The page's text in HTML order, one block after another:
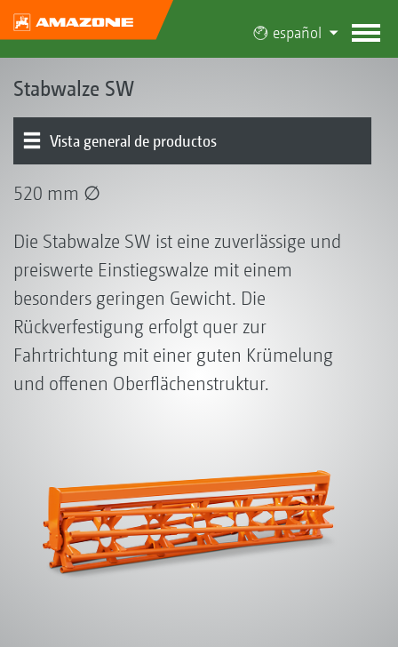
español
Stabwalze SW
Vista general de productos
520 mm ∅
Die Stabwalze SW ist eine zuverlässige und
preiswerte Einstiegswalze mit einem
besonders geringen Gewicht. Die
Rückverfestigung erfolgt quer zur
Fahrtrichtung mit einer guten Krümelung
und offenen Oberflächenstruktur.